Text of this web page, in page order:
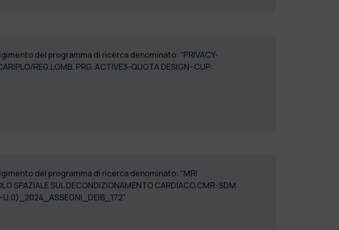
del programma di ricerca denominato: “PRIVACY-
REG.LOMB. PRG. ACTIVE3-QUOTA DESIGN–CUP:
del programma di ricerca denominato: “MRI
SPAZIALE SUL DECONDIZIONAMENTO CARDIACO.CMR-SDM
U.0)_2024_ASSEGNI_DEIB_172”